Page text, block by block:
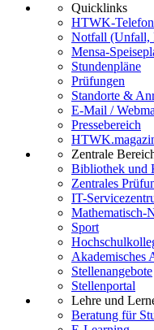
Quicklinks
HTWK-
Notfall (Unfall,
Mensa-
Stundenpläne
Prüfungen
Standorte &
E-Mail /
Pressebereich
Zentrale
Bibliothek und
Zentrales
IT-
Mathematisch-
Sport
Akademisches
Stellenangebote
Stellenportal
Lehre und
Beratung für